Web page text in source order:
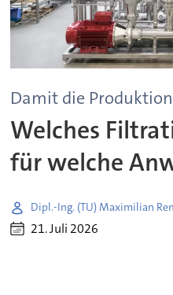
Damit die
Welches
für welche
Dipl.-Ing. (TU) Maximilian
21. Juli 2026